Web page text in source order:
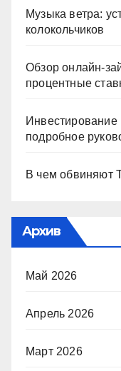
Музыка ветра:
колокольчиков
Обзор онлайн-
процентные
Инвестирование
подробное
В чем обвиняют
Архив
Май 2026
Апрель 2026
Март 2026